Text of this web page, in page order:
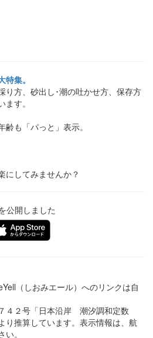
集。
り方、砂出し･潮の吐かせ方、保存方
す。
も「パっと」表示。
にしてみませんか？
公開しました
（しおみエール）へのリンクは自
２号「日本沿岸 潮汐調和定数
推算しています。表示情報は、航
。